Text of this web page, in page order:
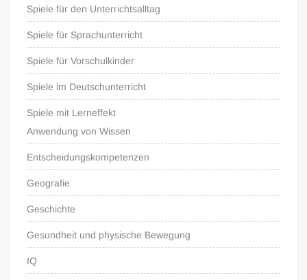
Spiele für den Unterrichtsalltag
Spiele für Sprachunterricht
Spiele für Vorschulkinder
Spiele im Deutschunterricht
Spiele mit Lerneffekt
Anwendung von Wissen
Entscheidungskompetenzen
Geografie
Geschichte
Gesundheit und physische Bewegung
IQ